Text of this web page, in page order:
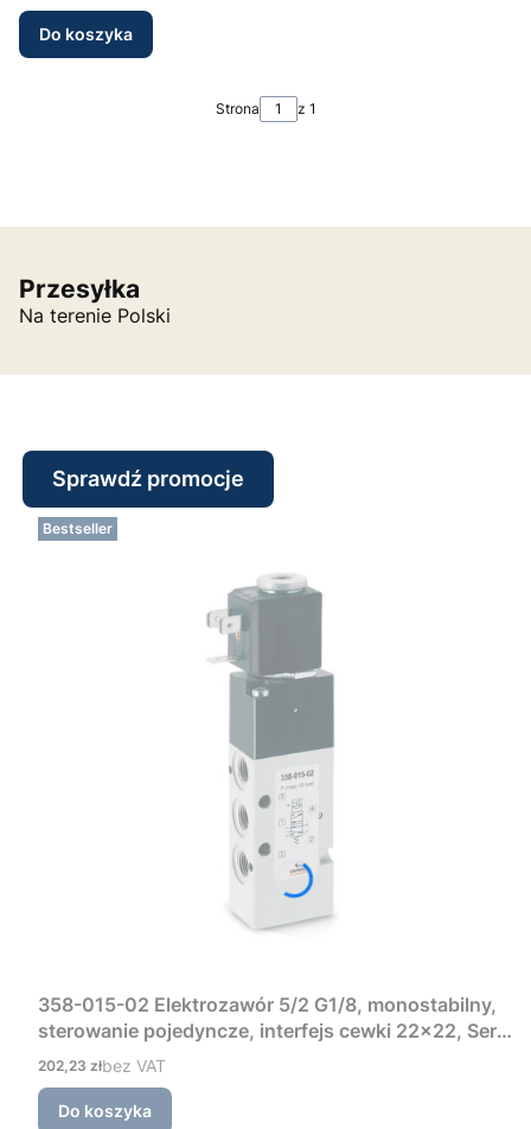
Do koszyka
Strona z 1
Przesyłka
Na terenie Polski
Sprawdź promocje
Bestseller
358-015-02 Elektrozawór 5/2 G1/8, monostabilny,
sterowanie pojedyncze, interfejs cewki 22×22, Seria
3 Camozzi
Cena
202,23 złbez VAT
Do koszyka